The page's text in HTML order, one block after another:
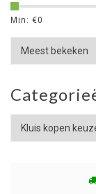
Min: €0